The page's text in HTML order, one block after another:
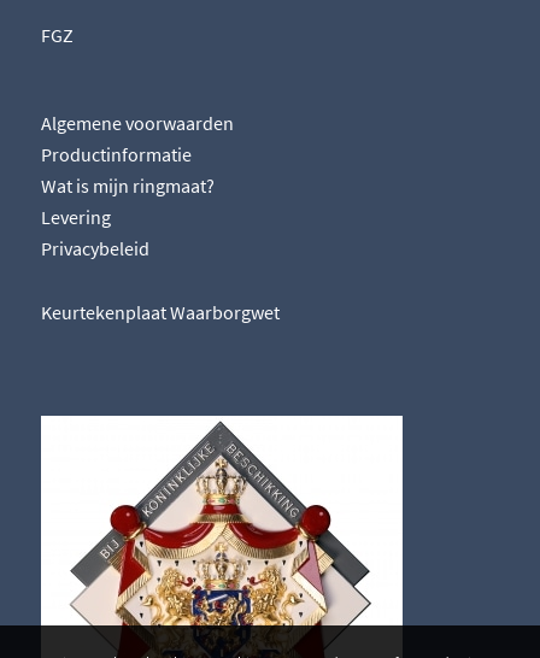
FGZ
Algemene voorwaarden
Productinformatie
Wat is mijn ringmaat?
Levering
Privacybeleid
Keurtekenplaat Waarborgwet